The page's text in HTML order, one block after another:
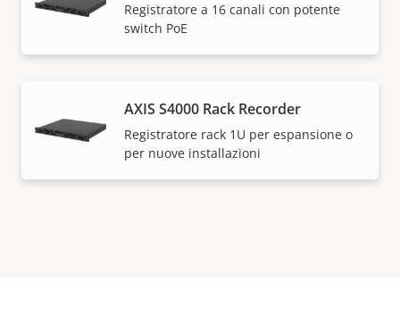
Registratore a 16 canali con potente
switch PoE
AXIS S4000 Rack Recorder
Registratore rack 1U per espansione o
per nuove installazioni